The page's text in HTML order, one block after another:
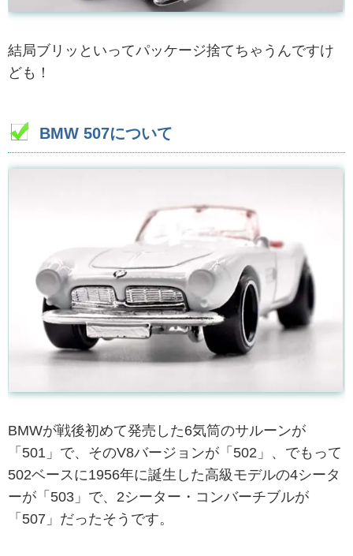
結局ブリッといってパッケージ捨てちゃうんですけ
ども！
BMW 507について
BMWが戦後初めて発売した6気筒のサルーンが
「501」で、そのV8バージョンが「502」、でもって
502ベースに1956年に誕生した高級モデルの4シータ
ーが「503」で、2シーター・コンバーチブルが
「507」だったそうです。